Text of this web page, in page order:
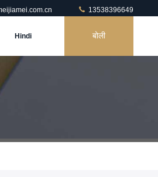
13538396649
Hindi बोली